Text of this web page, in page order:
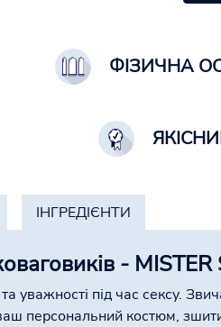
ФІЗИЧНА
ІНГРЕДІЄНТИ
- MISTER
уважності під час сексу.
персональний костюм,